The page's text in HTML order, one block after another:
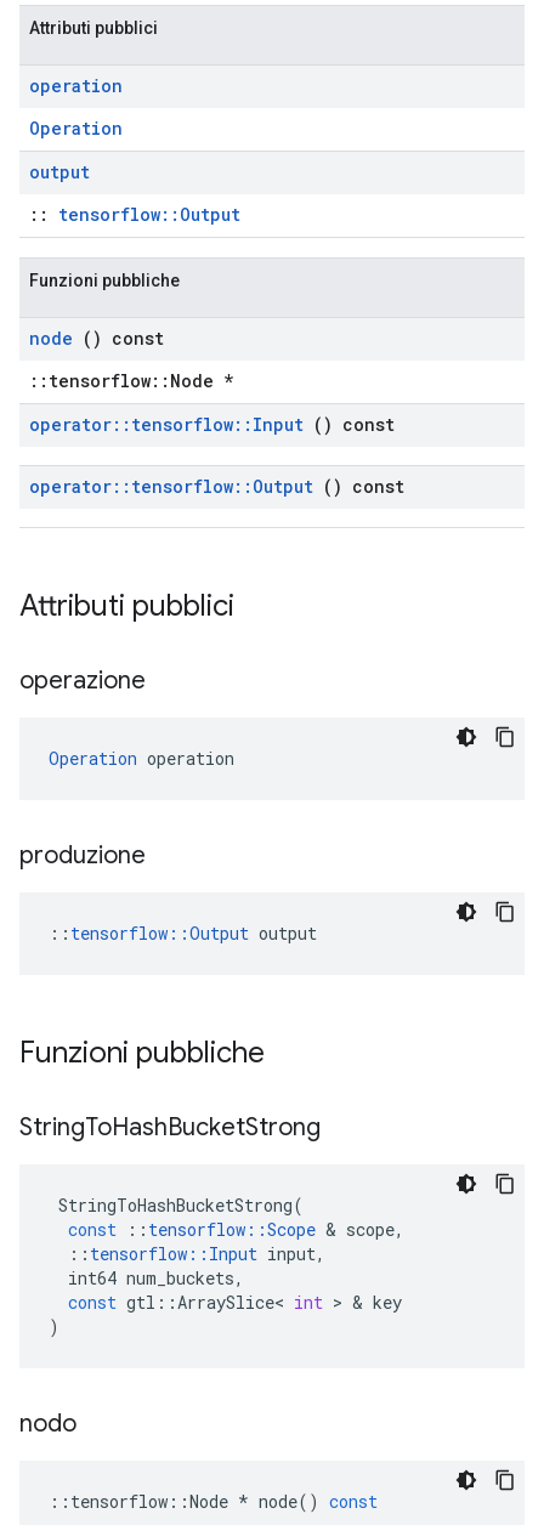
Attributi pubblici
operation
Operation
output
:: tensorflow::Output
Funzioni pubbliche
node () const
::tensorflow::Node *
operator:: tensorflow:: Input () const
operator:: tensorflow:: Output () const
Attributi pubblici
operazione
Operation operation
produzione
:: tensorflow::Output output
Funzioni pubbliche
StringToHashBucketStrong
StringToHashBucketStrong(
const
:: tensorflow ::Scope & scope,
:: tensorflow :: Input input,
int64 num_buckets,
const gtl ::ArraySlice< int > & key
)
nodo
:: tensorflow ::Node * node() const